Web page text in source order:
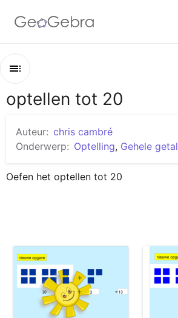
Google Classroom
Aanmelden
Overzicht
tel op en vul in
optellen tot 20
Auteur: chris cambré
Onderwerp: Optelling, Gehele
Oefen het optellen tot 20